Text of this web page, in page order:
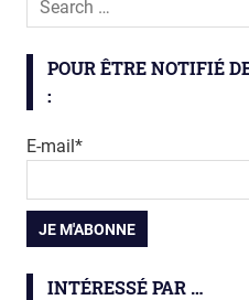
sociologie
POUR ÊTRE NOTIFIÉ
:
E-mail*
INTÉRESSÉ PAR …